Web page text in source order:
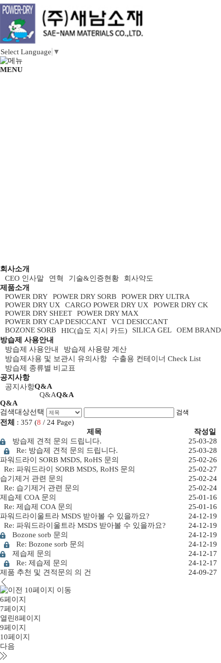
Select Language ▼
MENU
회사소개
CEO 인사말
연혁 기술&인증현황
회사약도
제품소개
POWER DRY
POWER DRY SORB
POWER DRY ULTRA
POWER DRY UX
CARGO POWER DRY UX
POWER DRY CK
POWER DRY SHEET
POWER DRY MAX
POWER DRY CAP DESICCANT
VCI DESICCANT
BOZONE SORB
HIC(습도 지시 카드) SILICA GEL
OEM BRAND
방습제 사용안내
방습제 사용안내
방습제 사용량 계산
방습제사용 및 보관시 유의사항
수출용 컨테이너 Check List
방습제 종류별 비교표
공지사항
공지사항Q&A
Q&AQ&A
Q&A
검색대상선택
검색
전체 : 357 (8 / 24 Page)
제목
작성일
방습제 견적 문의 드립니다.
25-03-28
Re: 방습제 견적 문의 드립니다.
25-03-28
파워드라이 SORB MSDS, RoHS 문의
25-02-26
Re: 파워드라이 SORB MSDS, RoHS 문의
25-02-27
습기제거 관련 문의
25-02-24
Re: 습기제거 관련 문의
25-02-24
제습제 COA 문의
25-01-16
Re: 제습제 COA 문의
25-01-16
파워드라이울트라 MSDS 받아볼 수 있을까요?
24-12-19
Re: 파워드라이울트라 MSDS 받아볼 수 있을까요?
24-12-19
Bozone sorb 문의
24-12-19
Re: Bozone sorb 문의
24-12-19
제습제 문의
24-12-17
Re: 제습제 문의
24-12-17
제품 추천 및 견적문의 의 건
24-09-27
6페이지
7페이지
열린 8페이지
9페이지
10페이지
다음